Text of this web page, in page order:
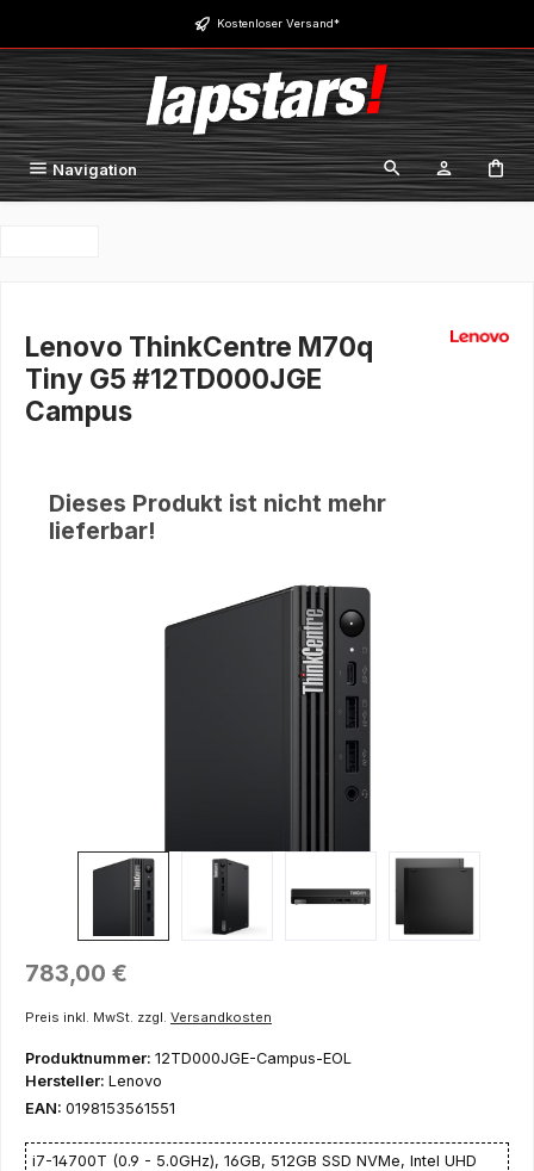
Zum Hauptinhalt springen Kostenloser Versand*
Navigation
Lenovo ThinkCentre M70q
Tiny G5 #12TD000JGE
Campus
Dieses Produkt ist nicht mehr
lieferbar!
Regulärer Preis:
783,00 €
Preis inkl. MwSt. zzgl. Versandkosten
Produktnummer: 12TD000JGE-Campus-EOL
Hersteller: Lenovo
EAN: 0198153561551
i7-14700T (0.9 - 5.0GHz), 16GB, 512GB SSD NVMe, Intel UHD